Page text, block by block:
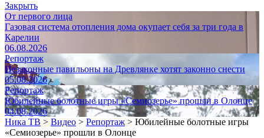
Закрыть
От первого лица
Газовая система отопления дома окупает себя за три года в
Карелии
06.08.2026
Репортаж
Незаконные павильоны на Древлянке хотят законно снести
05.08.2026
Репортаж
Юбилейные болотные игры «Семиозерье» прошли в Олонце
04.08.2026
Ника ТВ > Видео > Репортаж > Юбилейные болотные игры
«Семиозерье» прошли в Олонце